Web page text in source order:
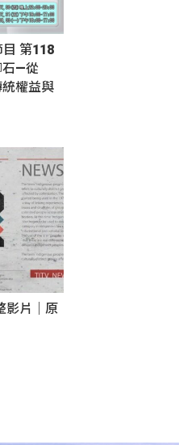
第118
石—從
權益與
影片｜原